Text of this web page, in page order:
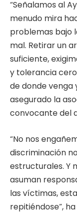
“Señalamos al
menudo mira
problemas bajo
mal. Retirar un
suficiente,
y tolerancia
de donde venga
asegurado la
convocante del
“No nos
discriminación
estructurales. Y
asuman
las víctimas,
repitiéndose”,